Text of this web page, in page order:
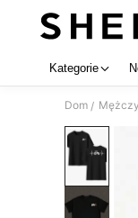
Kategorie
Dom /